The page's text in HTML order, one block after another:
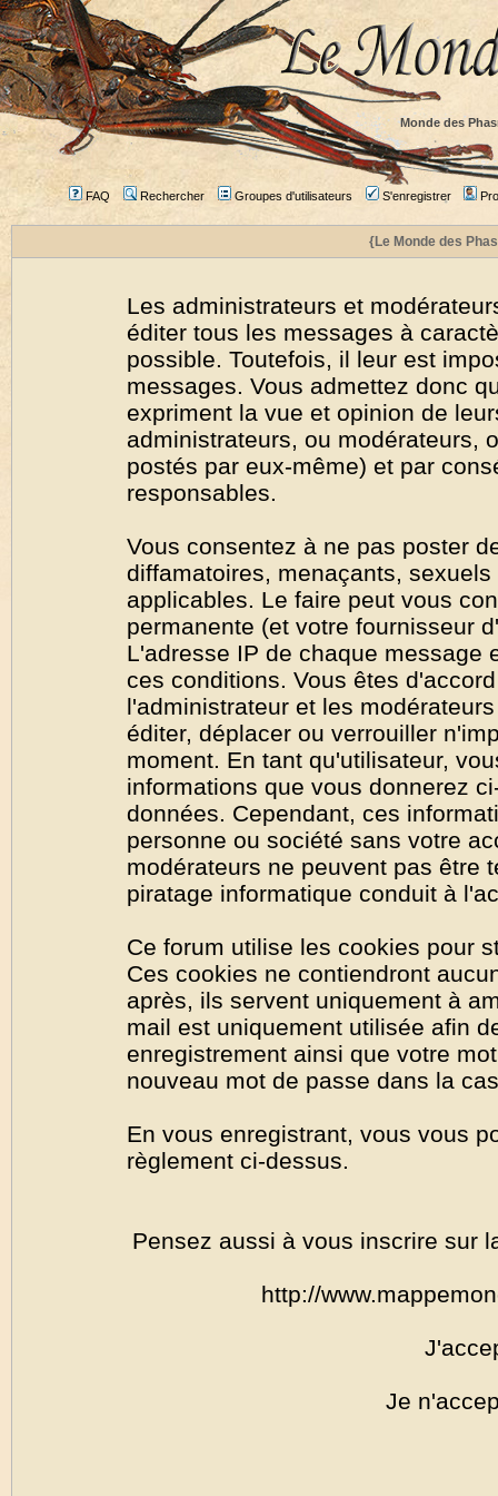
Monde des
FAQ Rechercher Groupes d'utilisateurs S'enregistrer
{Le Monde des
Les administrateurs et
éditer tous les messages à
possible. Toutefois, il leur est
messages. Vous admettez donc
expriment la vue et opinion de
administrateurs, ou modérateurs,
postés par eux-même) et par
responsables.
Vous consentez à ne pas poster
diffamatoires, menaçants,
applicables. Le faire peut vous
permanente (et votre fournisseur
L'adresse IP de chaque message
ces conditions. Vous êtes
l'administrateur et les
éditer, déplacer ou verrouiller
moment. En tant qu'utilisateur,
informations que vous donnerez
données. Cependant, ces
personne ou société sans votre
modérateurs ne peuvent pas être
piratage informatique conduit à
Ce forum utilise les cookies pour
Ces cookies ne contiendront
après, ils servent uniquement à
mail est uniquement utilisée afin
enregistrement ainsi que votre
nouveau mot de passe dans la
En vous enregistrant, vous vous
règlement ci-dessus.
Pensez aussi à vous inscrire sur
http://
Je